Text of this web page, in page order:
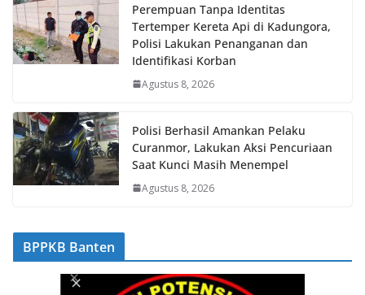
Perempuan Tanpa Identitas
Tertemper Kereta Api di Kadungora,
Polisi Lakukan Penanganan dan
Identifikasi Korban
Agustus 8, 2026
Polisi Berhasil Amankan Pelaku
Curanmor, Lakukan Aksi Pencuriaan
Saat Kunci Masih Menempel
Agustus 8, 2026
BPPKB Banten